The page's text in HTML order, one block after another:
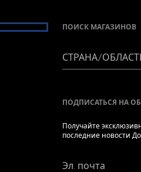
ПОИСК МАГАЗИНОВ
СТРАНА/
ПОДПИСАТЬСЯ НА
Получайте
последние новости
Эл. почта